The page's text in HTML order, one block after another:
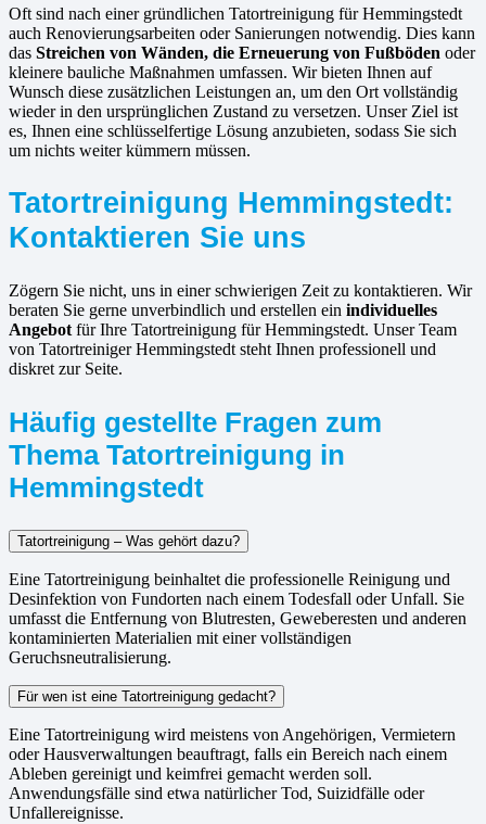
Oft sind nach einer gründlichen Tatortreinigung für Hemmingstedt
auch Renovierungsarbeiten oder Sanierungen notwendig. Dies kann
das Streichen von Wänden, die Erneuerung von Fußböden oder
kleinere bauliche Maßnahmen umfassen. Wir bieten Ihnen auf
Wunsch diese zusätzlichen Leistungen an, um den Ort vollständig
wieder in den ursprünglichen Zustand zu versetzen. Unser Ziel ist
es, Ihnen eine schlüsselfertige Lösung anzubieten, sodass Sie sich
um nichts weiter kümmern müssen.
Tatortreinigung Hemmingstedt:
Kontaktieren Sie uns
Zögern Sie nicht, uns in einer schwierigen Zeit zu kontaktieren. Wir
beraten Sie gerne unverbindlich und erstellen ein individuelles
Angebot für Ihre Tatortreinigung für Hemmingstedt. Unser Team
von Tatortreiniger Hemmingstedt steht Ihnen professionell und
diskret zur Seite.
Häufig gestellte Fragen zum
Thema Tatortreinigung in
Hemmingstedt
Tatortreinigung – Was gehört dazu?
Eine Tatortreinigung beinhaltet die professionelle Reinigung und
Desinfektion von Fundorten nach einem Todesfall oder Unfall. Sie
umfasst die Entfernung von Blutresten, Geweberesten und anderen
kontaminierten Materialien mit einer vollständigen
Geruchsneutralisierung.
Für wen ist eine Tatortreinigung gedacht?
Eine Tatortreinigung wird meistens von Angehörigen, Vermietern
oder Hausverwaltungen beauftragt, falls ein Bereich nach einem
Ableben gereinigt und keimfrei gemacht werden soll.
Anwendungsfälle sind etwa natürlicher Tod, Suizidfälle oder
Unfallereignisse.